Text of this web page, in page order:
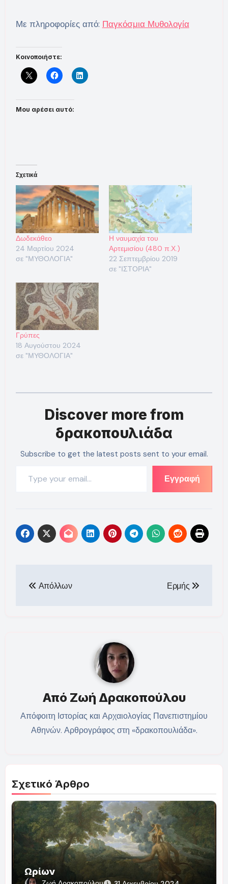
Με πληροφορίες από: Παγκόσμια Μυθολογία
Κοινοποιήστε:
Μου αρέσει αυτό:
Σχετικά
Δωδεκάθεο
24 Μαρτίου 2024
σε "ΜΥΘΟΛΟΓΙΑ"
Η ναυμαχία του
Αρτεμισίου (480 π.Χ.)
22 Σεπτεμβρίου 2019
σε "ΙΣΤΟΡΙΑ"
Γρύπες
18 Αυγούστου 2024
σε "ΜΥΘΟΛΟΓΙΑ"
Discover more from
δρακοπουλιάδα
Subscribe to get the latest posts sent to your email.
Εγγραφή
άρθρων
Απόλλων Ερμής
Από Ζωή Δρακοπούλου
Απόφοιτη Ιστορίας και Αρχαιολογίας Πανεπιστημίου
Αθηνών. Αρθρογράφος στη «δρακοπουλιάδα».
Σχετικό Άρθρο
Ωρίων